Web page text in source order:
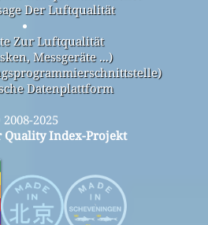
Der Luftqualität
Zur Luftqualität
Messgeräte ...)
Datenplattform
2025
Quality Index-Projekt